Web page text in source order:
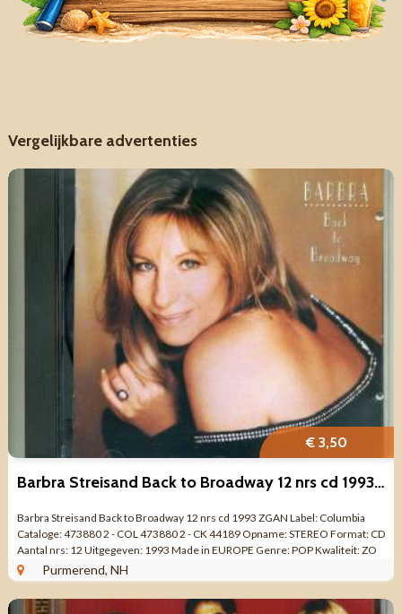
Vergelijkbare advertenties
€ 3,50
Barbra Streisand Back to Broadway 12 nrs cd 1993 ZGAN
Barbra Streisand Back to Broadway 12 nrs cd 1993 ZGAN Label: Columbia
Cataloge: 473880 2 - COL 473880 2 - CK 44189 Opname: STEREO Format: CD
Aantal nrs: 12 Uitgegeven: 1993 Made in EUROPE Genre: POP Kwaliteit: ZO
GOED ALS NIEUW ...
Purmerend, NH